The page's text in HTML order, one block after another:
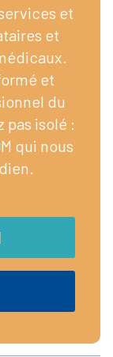
et
et
et
du
pas isolé :
qui nous